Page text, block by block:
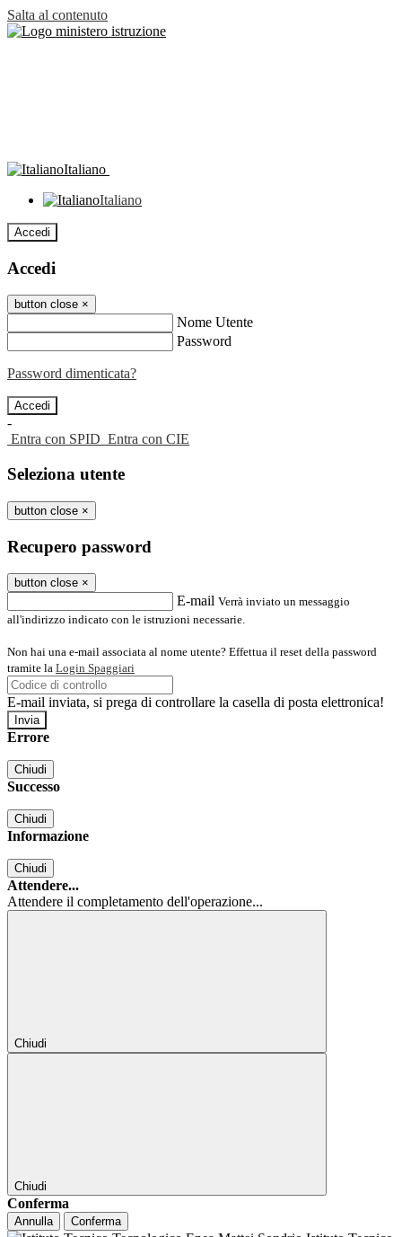
Salta al contenuto
Italiano
Italiano
Accedi
Accedi
button close ×
Nome Utente
Password
Password dimenticata?
-
Entra con SPID Entra con CIE
Seleziona utente
button close ×
Recupero password
button close ×
E-mail Verrà inviato un messaggio
all'indirizzo indicato con le istruzioni necessarie.
Non hai una e-mail associata al nome utente? Effettua il reset della password
tramite la Login Spaggiari
E-mail inviata, si prega di controllare la casella di posta elettronica!
Errore
Chiudi
Successo
Chiudi
Informazione
Chiudi
Attendere...
Attendere il completamento dell'operazione...
Chiudi
Chiudi
Conferma
Annulla Conferma